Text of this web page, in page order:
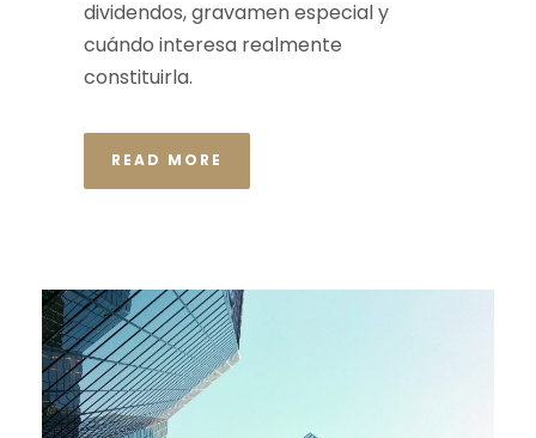
dividendos, gravamen especial y
cuándo interesa realmente
constituirla.
READ MORE